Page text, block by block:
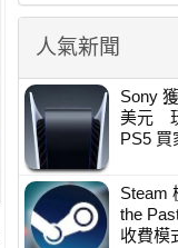
人氣新聞
Sony
美元
PS5 買
Steam
the
收費模